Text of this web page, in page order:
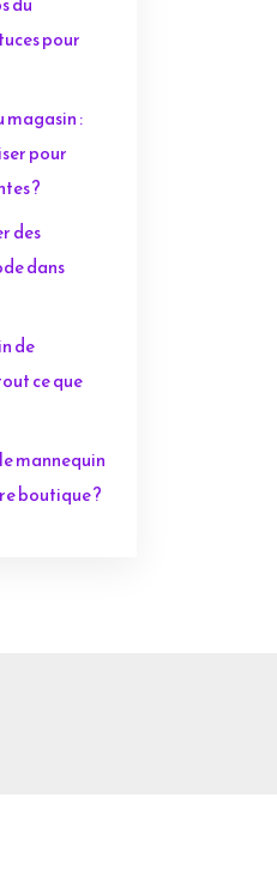
pour
:
pour
?
des
dans
de
ce que
mannequin
boutique ?